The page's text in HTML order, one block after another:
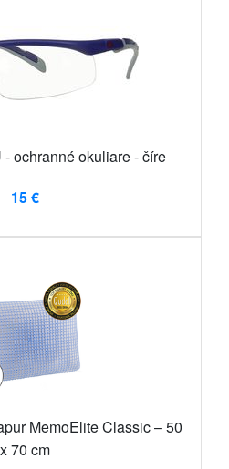
ochranné okuliare - číre
15 €
MemoElite Classic – 50
x 70 cm